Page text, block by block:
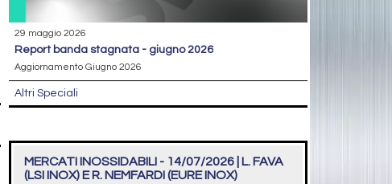
29 maggio 2026
report banda stagnata - giugno 2026
Aggiornamento Giugno 2026
Altri Speciali
MERCATI INOSSIDABILI - 14/07/2026 | L. FAVA
(LSI INOX) E R. NEMFARDI (EURE INOX)